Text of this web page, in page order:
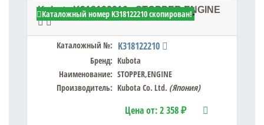
Kubota K318122210 - STOPPER,ENGINE
Каталожный №: K318122210
Бренд: Kubota
Наименование: STOPPER,ENGINE
Производитель: Kubota Co. Ltd. (Япония)
Цена от:2 358 ₽
Каталожный номер K318122210 скопирован!